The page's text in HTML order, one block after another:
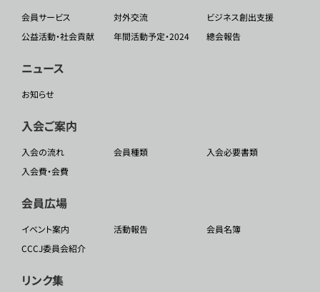
会員サービス 対外交流
ビジネス創出支援
公益活動・社会貢献
年間活動予定・2024 總会報告
ニュース
お知らせ
入会ご案内
入会の流れ 会員種類
入会必要書類
入会費・会費
会員広場
イベント案内 活動報告
会員名簿
CCCJ委員会紹介
リンク集